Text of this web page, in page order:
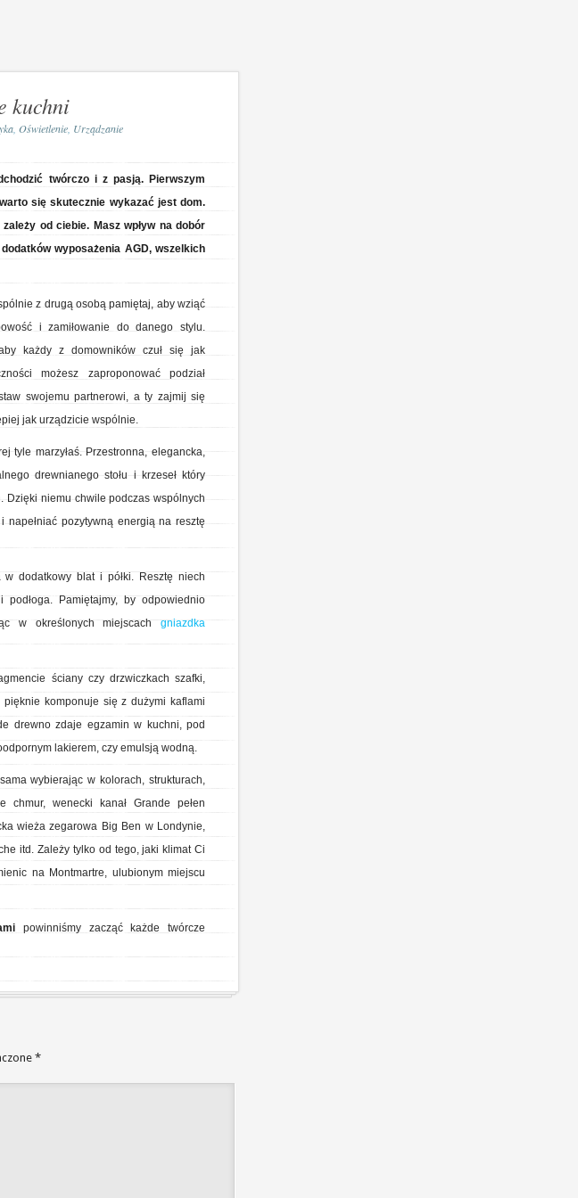
kuchni
, Oświetlenie, Urządzanie
twórczo i z pasją. Pierwszym
się skutecznie wykazać jest dom.
od ciebie. Masz wpływ na dobór
wyposażenia AGD, wszelkich
z drugą osobą pamiętaj, aby wziąć
i zamiłowanie do danego stylu.
każdy z domowników czuł się jak
możesz zaproponować podział
swojemu partnerowi, a ty zajmij się
jak urządzicie wspólnie.
tyle marzyłaś. Przestronna, elegancka,
drewnianego stołu i krzeseł który
Dzięki niemu chwile podczas wspólnych
pozytywną energią na resztę
dodatkowy blat i półki. Resztę niech
Pamiętajmy, by odpowiednio
w określonych miejscach gniazdka
ściany czy drzwiczkach szafki,
komponuje się z dużymi kaflami
drewno zdaje egzamin w kuchni, pod
lakierem, czy emulsją wodną.
wybierając w kolorach, strukturach,
wenecki kanał Grande pełen
wieża zegarowa Big Ben w Londynie,
itd. Zależy tylko od tego, jaki klimat Ci
na Montmartre, ulubionym miejscu
powinniśmy zacząć każde twórcze
*